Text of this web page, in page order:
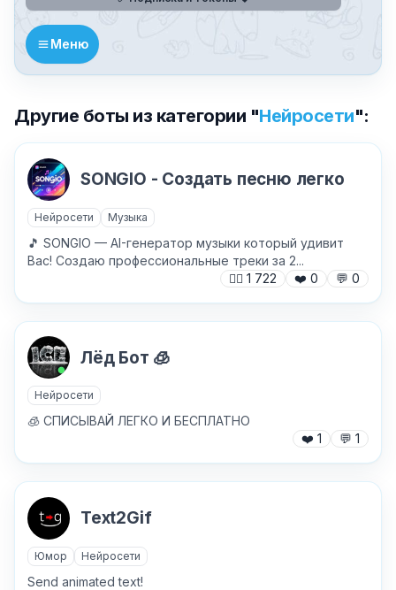
✕
Текст обращения (необязательно)
Хочу получить ответ на email
Меню
Другие боты из категории "Нейросети":
SONGIO - Создать песню легко
Нейросети Музыка
🎵 SONGIO — AI-генератор музыки который удивит
Вас! Создаю профессиональные треки за 2...
🙍‍♂️ 1 722 ❤️ 0 💬 0
Лёд Бот 🧊
Нейросети
🧊 СПИСЫВАЙ ЛЕГКО И БЕСПЛАТНО
❤️ 1 💬 1
Text2Gif
Юмор Нейросети
Send animated text!